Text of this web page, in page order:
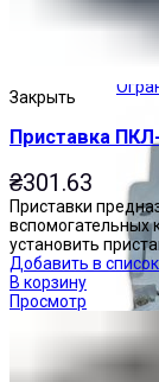
Закрыть
Приставка
₴301.63
Приставки
вспомогательных
установить
Добавить в
В корзину
Просмотр